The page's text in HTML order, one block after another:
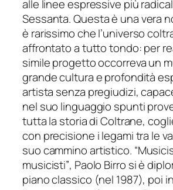
alle linee espressive più
Sessanta. Questa è una vera
è rarissimo che l’universo
affrontato a tutto tondo: per re
simile progetto occorreva un
grande cultura e profondità
artista senza pregiudizi,
nel suo linguaggio spunti
tutta la storia di Coltrane,
con precisione i legami tra le
suo cammino artistico.
musicisti”, Paolo Birro si è
piano classico (nel 1987), poi